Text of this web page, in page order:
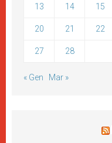
13 14 15
20 21 22
27 28
« Gen Mar »